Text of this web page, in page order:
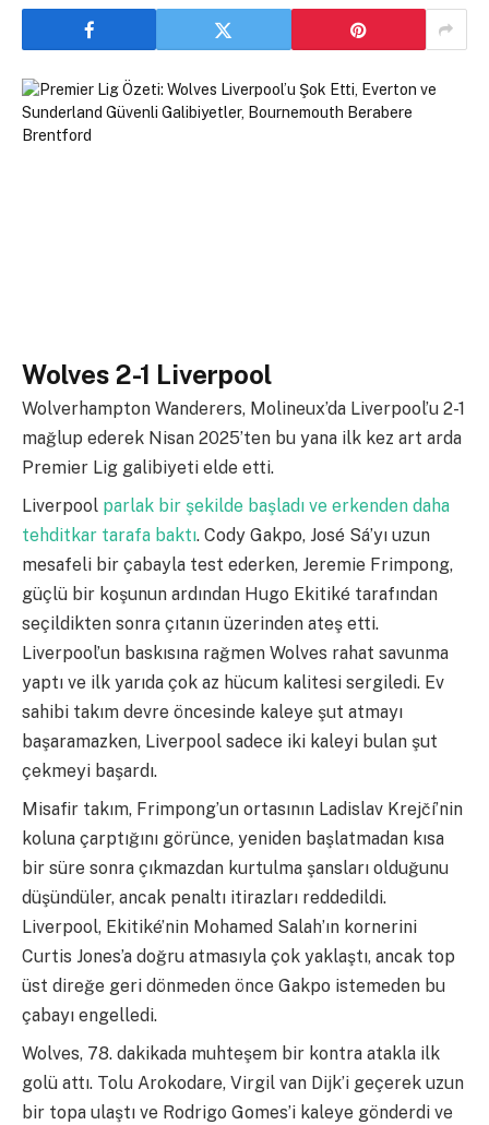
Wolves 2-1 Liverpool
Wolverhampton Wanderers, Molineux’da Liverpool’u 2-1
mağlup ederek Nisan 2025’ten bu yana ilk kez art arda
Premier Lig galibiyeti elde etti.
Liverpool parlak bir şekilde başladı ve erkenden daha
tehditkar tarafa baktı. Cody Gakpo, José Sá’yı uzun
mesafeli bir çabayla test ederken, Jeremie Frimpong,
güçlü bir koşunun ardından Hugo Ekitiké tarafından
seçildikten sonra çıtanın üzerinden ateş etti.
Liverpool’un baskısına rağmen Wolves rahat savunma
yaptı ve ilk yarıda çok az hücum kalitesi sergiledi. Ev
sahibi takım devre öncesinde kaleye şut atmayı
başaramazken, Liverpool sadece iki kaleyi bulan şut
çekmeyi başardı.
Misafir takım, Frimpong’un ortasının Ladislav Krejčí’nin
koluna çarptığını görünce, yeniden başlatmadan kısa
bir süre sonra çıkmazdan kurtulma şansları olduğunu
düşündüler, ancak penaltı itirazları reddedildi.
Liverpool, Ekitiké’nin Mohamed Salah’ın kornerini
Curtis Jones’a doğru atmasıyla çok yaklaştı, ancak top
üst direğe geri dönmeden önce Gakpo istemeden bu
çabayı engelledi.
Wolves, 78. dakikada muhteşem bir kontra atakla ilk
golü attı. Tolu Arokodare, Virgil van Dijk’i geçerek uzun
bir topa ulaştı ve Rodrigo Gomes’i kaleye gönderdi ve